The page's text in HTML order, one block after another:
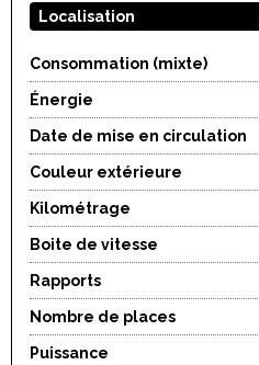
Localisation
Consommation (mixte)
Énergie
Date de mise en circulation
Couleur extérieure
Kilométrage
Boite de vitesse
Rapports
Nombre de places
Puissance